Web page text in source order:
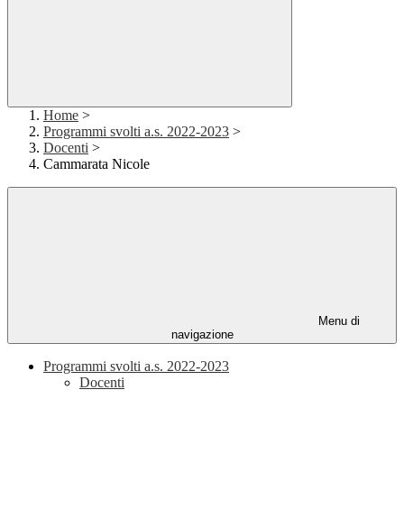
Home >
Programmi svolti a.s. 2022-2023 >
Docenti >
Cammarata Nicole
Menu di
navigazione
Programmi svolti a.s. 2022-2023
Docenti